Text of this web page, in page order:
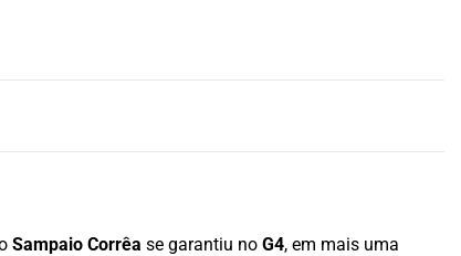
Sampaio Corrêa se garantiu no G4, em mais uma